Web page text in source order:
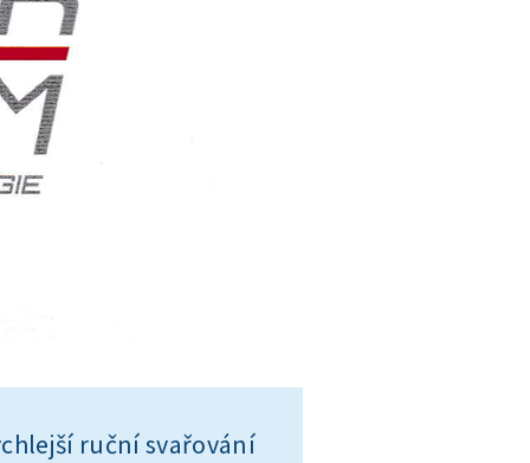
ruční svařování